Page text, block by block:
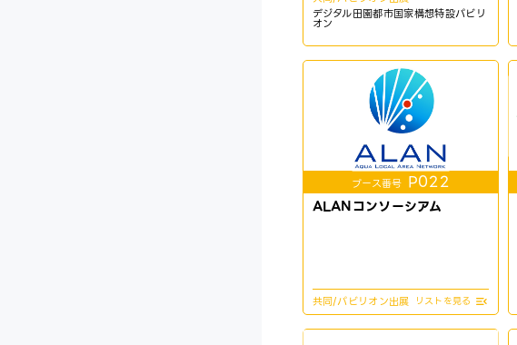
デジタル田園都市国家構想特設パビリ
オン
ブース番号 P022
ALANコンソーシアム
共同/パビリオン出展